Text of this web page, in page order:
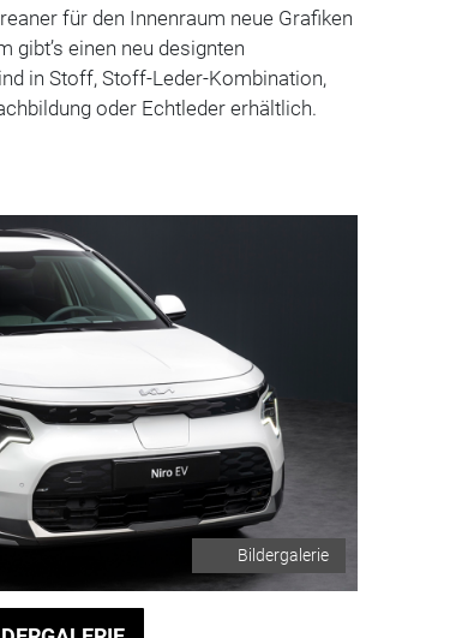
für den Innenraum neue Grafiken
einen neu designten
in Stoff, Stoff-Leder-Kombination,
oder Echtleder erhältlich.
Bildergalerie